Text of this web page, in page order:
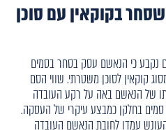
בקוקאין עם סוכן
נקבע כי הנאשם עסק בסחר בסמים
מכר סם מסוג קוקאין לסוכן משטרתי. שווי הסם
של הנאשם באה על רקע העובדה
בחלקן כמבצע עיקרי של העסקה.
עמדו לחובת הנאשם העובדה